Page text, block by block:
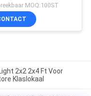
MOQ:100ST
2x2 2x4 Ft Voor
Klaslokaal